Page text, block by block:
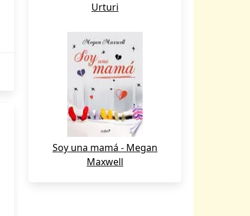
Urturi
Soy una mamá - Megan
Maxwell